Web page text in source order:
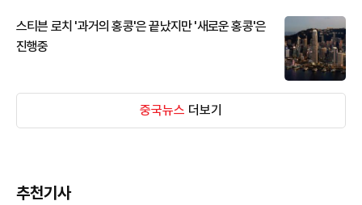
스티븐 로치 '과거의 홍콩'은 끝났지만 '새로운 홍콩'은
진행중
중국뉴스 더보기
추천기사